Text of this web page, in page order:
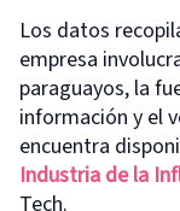
Los datos
empresa
paraguayos, la
información y el
encuentra
Industria de la
Tech.